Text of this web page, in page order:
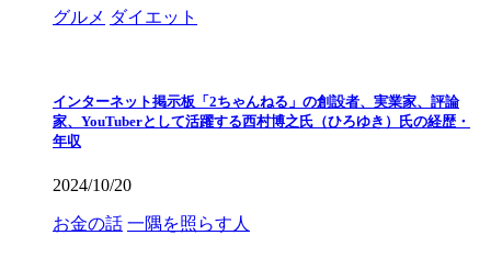
グルメ ダイエット
インターネット掲示板「2ちゃんねる」の創設者、実業家、評論
家、YouTuberとして活躍する西村博之氏（ひろゆき）氏の経歴・
年収
2024/10/20
お金の話 一隅を照らす人